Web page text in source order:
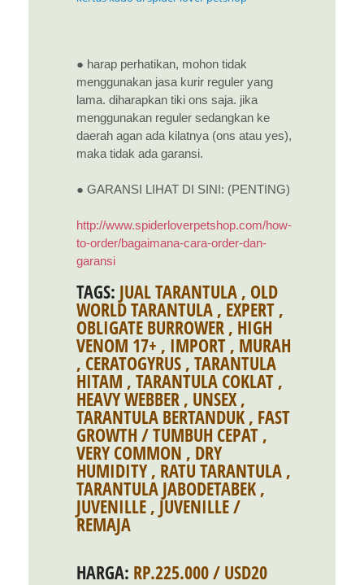
● harap perhatikan, mohon tidak
menggunakan jasa kurir reguler yang
lama. diharapkan tiki ons saja. jika
menggunakan reguler sedangkan ke
daerah agan ada kilatnya (ons atau yes),
maka tidak ada garansi.
● GARANSI LIHAT DI SINI: (PENTING)
http://www.spiderloverpetshop.com/how-
to-order/bagaimana-cara-order-dan-
garansi
TAGS: JUAL TARANTULA , OLD
WORLD TARANTULA , EXPERT ,
OBLIGATE BURROWER , HIGH
VENOM 17+ , IMPORT , MURAH
, CERATOGYRUS , TARANTULA
HITAM , TARANTULA COKLAT ,
HEAVY WEBBER , UNSEX ,
TARANTULA BERTANDUK , FAST
GROWTH / TUMBUH CEPAT ,
VERY COMMON , DRY
HUMIDITY, RATU TARANTULA ,
TARANTULA JABODETABEK ,
JUVENILLE , JUVENILLE /
REMAJA
HARGA: RP.225.000 / USD20